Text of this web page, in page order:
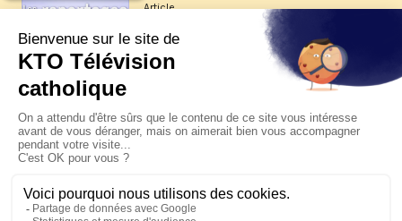
Article
Les reportages d'été 2026 de KTO
La visite pastorale du pape Léon
XIV à Assise à suivre sur KTO le
jeudi 6 août
Le pape en Uruguay, Argentine et
Pérou du 6 au 17 novembre 2026